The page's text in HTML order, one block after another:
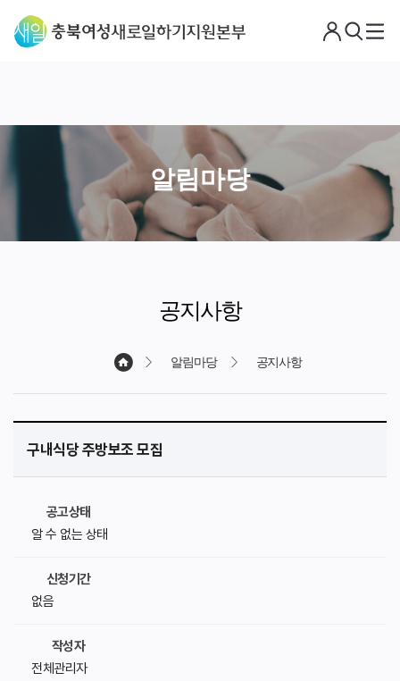
로
검
메
알림마당
공지사항
알림마당 공지사항
구내식당 주방보조 모집
공고상태
알 수 없는 상태
신청기간
없음
작성자
전체관리자